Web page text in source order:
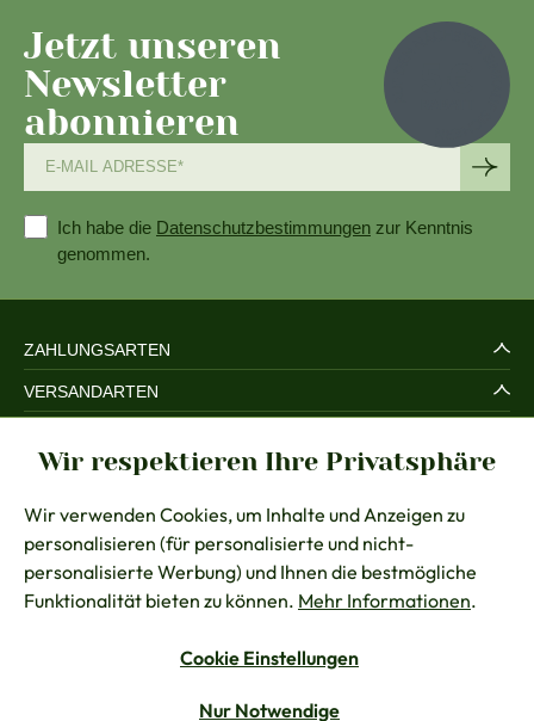
Jetzt unseren
Newsletter
abonnieren
Ich habe die Datenschutzbestimmungen zur Kenntnis
genommen.
ZAHLUNGSARTEN
VERSANDARTEN
RECHTLICHES
BERATUNG
KONTAKT
Vertrag widerrufen
Wir respektieren Ihre Privatsphäre
Wir verwenden Cookies, um Inhalte und Anzeigen zu
personalisieren (für personalisierte und nicht-
personalisierte Werbung) und Ihnen die bestmögliche
Funktionalität bieten zu können. Mehr Informationen.
Cookie Einstellungen
Nur Notwendige